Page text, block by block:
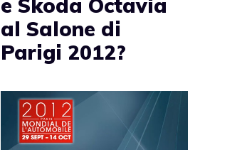
e Skoda Octavia
al Salone di
Parigi 2012?